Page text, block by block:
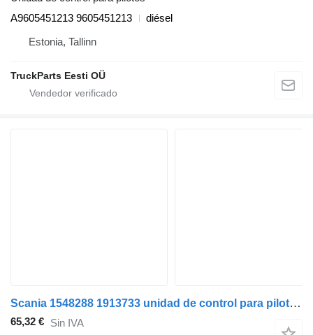
A9605451213 9605451213
diésel
Estonia, Tallinn
TruckParts Eesti OÜ
Scania 1548288 1913733 unidad de control para pilotos para Scania P,G,R,T-series (2004-2017) cabeza tractora
65,32 € Sin IVA